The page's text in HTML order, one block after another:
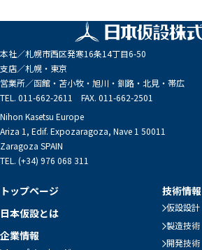
本社／札幌市西区発寒16条14丁目6-50
支店／札幌・東京
営業所／函館・苫小牧・旭川・釧路・北見・帯広
TEL. 011-662-2611 FAX. 011-662-2501
Nihon Kasetsu Europe
Ariza 1, Edif. Expozaragoza, Nave 1 50011
Zaragoza SPAIN
TEL. (+34) 976 068 311
トップページ
日本仮設とは
企業情報
技術情報
仮設設計
製造技術
開発技術